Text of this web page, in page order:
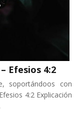
Efesios 4:2
soportándoos con
4:2 Explicación